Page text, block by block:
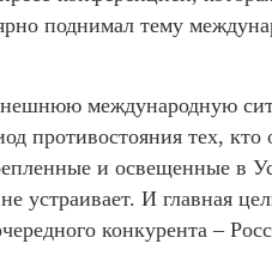
поднимал тему
международную
противостояния тех,
и освещенные в
устраивает. И главная
конкурента –